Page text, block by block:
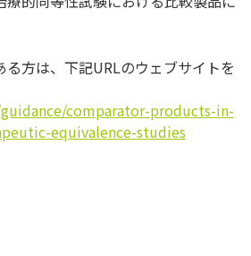
方は、下記URLのウェブサイトを
comparator-products-in-
equivalence-studies